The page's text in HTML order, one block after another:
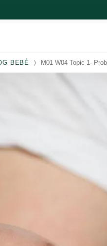
BEBÉ M01 W04 Topic 1-